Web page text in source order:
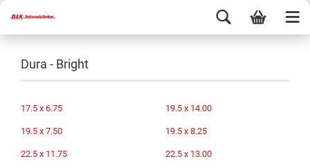
Dura - Bright
17.5 x 6.75 19.5 x 14.00
19.5 x 7.50 19.5 x 8.25
22.5 x 11.75 22.5 x 13.00